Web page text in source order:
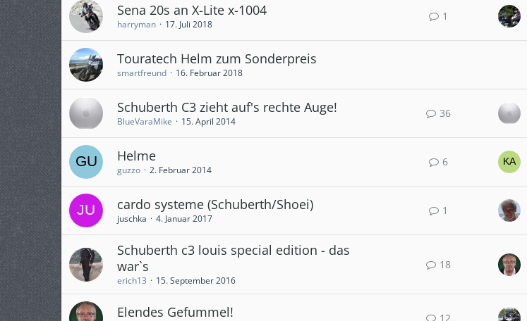
Sena 20s an X-Lite x-1004
harryman 17. Juli 2018
1
Touratech Helm zum Sonderpreis
smartfreund 16. Februar 2018
Schuberth C3 zieht auf's rechte Auge!
BlueVaraMike 15. April 2014
36
Helme
guzzo 2. Februar 2014
6
cardo systeme (Schuberth/Shoei)
juschka 4. Januar 2017
1
Schuberth c3 louis special edition - das
war`s
erich13 15. September 2016
18
Elendes Gefummel! 12